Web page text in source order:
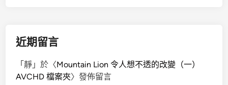
近期留言
「靜 」於〈Mountain Lion 令人想不透的改變（一）
AVCHD 檔案夾〉發佈留言